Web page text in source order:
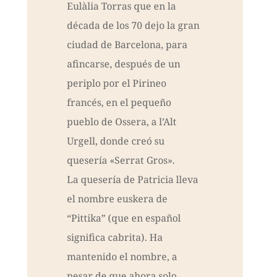
Eulàlia Torras que en la
década de los 70 dejo la gran
ciudad de Barcelona, para
afincarse, después de un
periplo por el Pirineo
francés, en el pequeño
pueblo de Ossera, a l’Alt
Urgell, donde creó su
quesería «Serrat Gros».
La quesería de Patricia lleva
el nombre euskera de
“Pittika” (que en español
significa cabrita). Ha
mantenido el nombre, a